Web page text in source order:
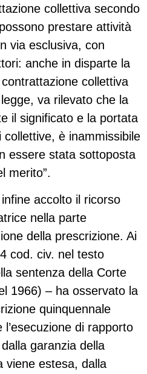
collettiva secondo
prestare attività
via esclusiva, con
anche in disparte la
collettiva
va rilevato che la
il significato e la portata
è inammissibile
essere stata sottoposta
merito”.
accolto il ricorso
nella parte
della prescrizione. Ai
cod. civ. nel testo
sentenza della Corte
1966) – ha osservato la
quinquennale
di rapporto
garanzia della
viene estesa, dalla